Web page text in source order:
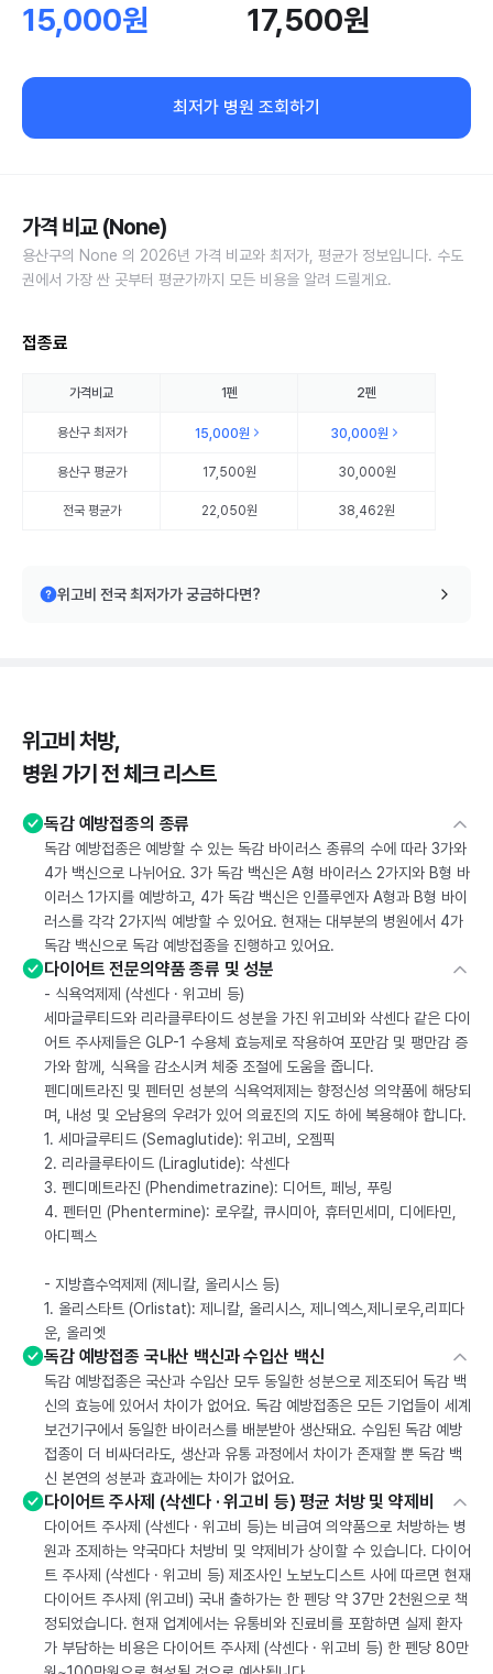
15,000원 17,500원
최저가 병원 조회하기
가격 비교 (None)
용산구의 None 의 2026년 가격 비교와 최저가, 평균가 정보입니다. 수도
권에서 가장 싼 곳부터 평균가까지 모든 비용을 알려 드릴게요.
접종료
가격비교 1펜 2펜
용산구최저가 15,000원 30,000원
용산구평균가 17,500원 30,000원
전국 평균가 22,050원 38,462원
위고비 전국 최저가가 궁금하다면?
위고비 처방,
병원 가기 전 체크 리스트
독감 예방접종의 종류
독감 예방접종은 예방할 수 있는 독감 바이러스 종류의 수에 따라 3가와
4가 백신으로 나뉘어요. 3가 독감 백신은 A형 바이러스 2가지와 B형 바
이러스 1가지를 예방하고, 4가 독감 백신은 인플루엔자 A형과 B형 바이
러스를 각각 2가지씩 예방할 수 있어요. 현재는 대부분의 병원에서 4가
독감 백신으로 독감 예방접종을 진행하고 있어요.
다이어트 전문의약품 종류 및 성분
- 식욕억제제 (삭센다 · 위고비 등)
세마글루티드와 리라클루타이드 성분을 가진 위고비와 삭센다 같은 다이
어트 주사제들은 GLP-1 수용체 효능제로 작용하여 포만감 및 팽만감 증
가와 함께, 식욕을 감소시켜 체중 조절에 도움을 줍니다.
펜디메트라진 및 펜터민 성분의 식욕억제제는 향정신성 의약품에 해당되
며, 내성 및 오남용의 우려가 있어 의료진의 지도 하에 복용해야 합니다.
1. 세마글루티드 (Semaglutide): 위고비, 오젬픽
2. 리라클루타이드 (Liraglutide): 삭센다
3. 펜디메트라진 (Phendimetrazine): 디어트, 페닝, 푸링
4. 펜터민 (Phentermine): 로우칼, 큐시미아, 휴터민세미, 디에타민,
아디펙스
- 지방흡수억제제 (제니칼, 올리시스 등)
1. 올리스타트 (Orlistat): 제니칼, 올리시스, 제니엑스,제니로우,리피다
운, 올리엣
독감 예방접종 국내산 백신과 수입산 백신
독감 예방접종은 국산과 수입산 모두 동일한 성분으로 제조되어 독감 백
신의 효능에 있어서 차이가 없어요. 독감 예방접종은 모든 기업들이 세계
보건기구에서 동일한 바이러스를 배분받아 생산돼요. 수입된 독감 예방
접종이 더 비싸더라도, 생산과 유통 과정에서 차이가 존재할 뿐 독감 백
신 본연의 성분과 효과에는 차이가 없어요.
다이어트 주사제 (삭센다 · 위고비 등) 평균 처방 및 약제비
다이어트 주사제 (삭센다 · 위고비 등)는 비급여 의약품으로 처방하는 병
원과 조제하는 약국마다 처방비 및 약제비가 상이할 수 있습니다. 다이어
트 주사제 (삭센다 · 위고비 등) 제조사인 노보노디스트 사에 따르면 현재
다이어트 주사제 (위고비) 국내 출하가는 한 펜당 약 37만 2천원으로 책
정되었습니다. 현재 업계에서는 유통비와 진료비를 포함하면 실제 환자
가 부담하는 비용은 다이어트 주사제 (삭센다 · 위고비 등) 한 펜당 80만